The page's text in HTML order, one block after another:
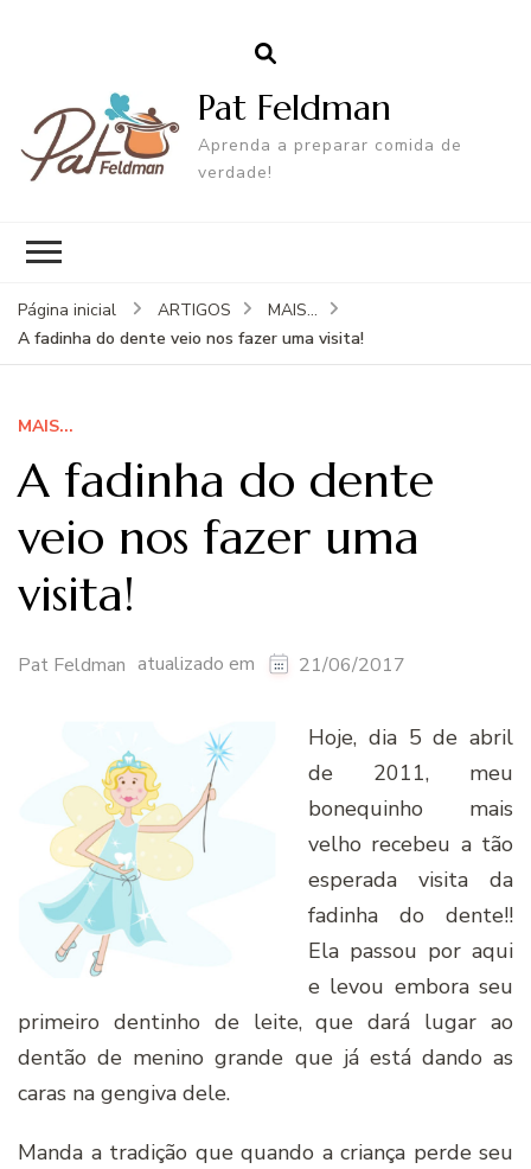
Pat Feldman
Aprenda a preparar comida de
verdade!
Página inicial ARTIGOS
MAIS...
A fadinha do dente veio nos fazer uma visita!
MAIS...
A fadinha do dente
veio nos fazer uma
visita!
Pat Feldman atualizado em 21/06/2017
Hoje, dia 5 de abril
de 2011, meu
bonequinho mais
velho recebeu a tão
esperada visita da
fadinha do dente!!
Ela passou por aqui
e levou embora seu
primeiro dentinho de leite, que dará lugar ao
dentão de menino grande que já está dando as
caras na gengiva dele.
Manda a tradição que quando a criança perde seu